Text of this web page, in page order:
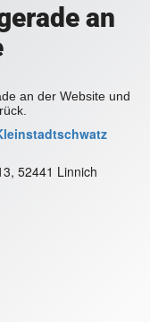
an
an der Website und
52441 Linnich